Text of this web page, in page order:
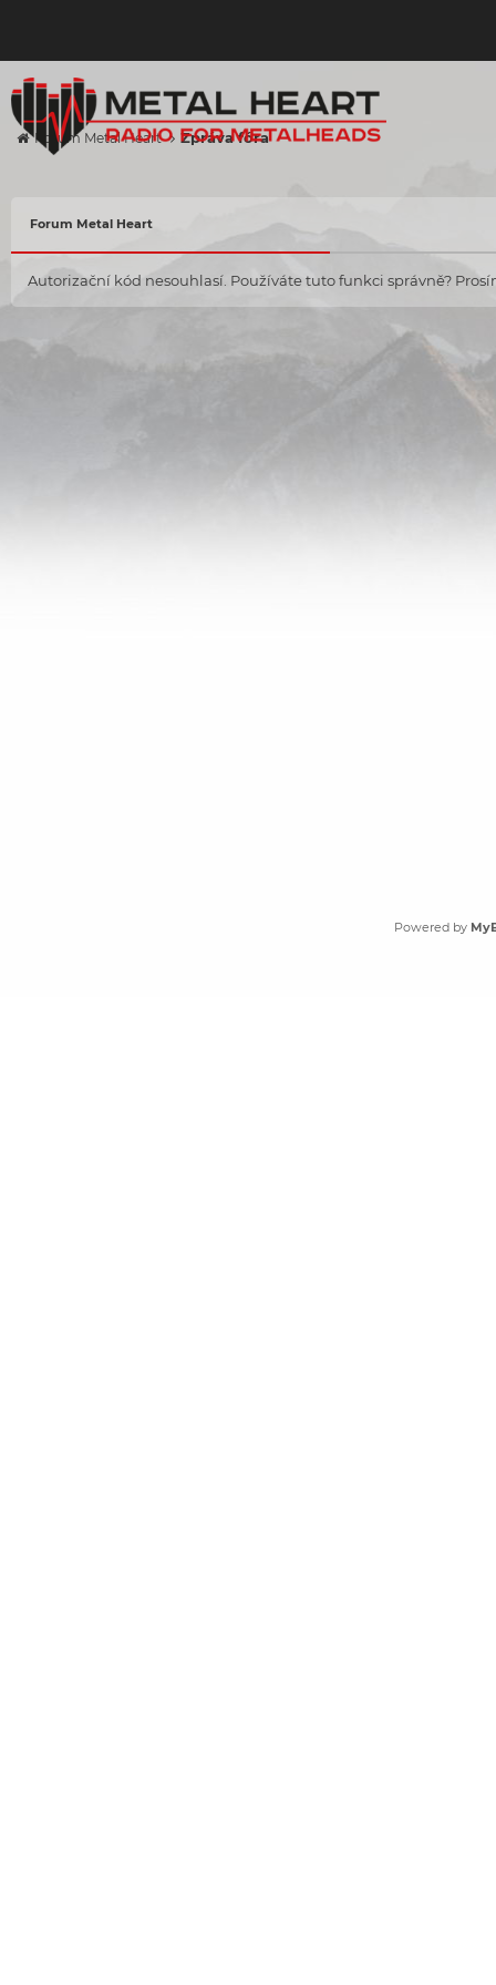
Forum Metal Heart Zpráva fóra
Forum Metal Heart
Autorizační kód nesouhlasí. Používáte tuto funkci správně?
Powered by